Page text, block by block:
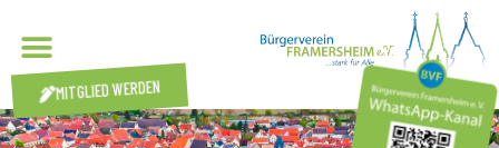
MITGLIED WERDEN